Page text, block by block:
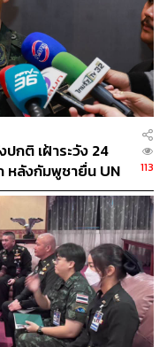
าชุมนุมของกลุ่ม
7 สิงหาคมนี้ ว่ามี
เมือง
กองทัพบก
พระมหากษัตริย์
92
กติ เฝ้าระวัง 24
หลังกัมพูชายื่น UN
113